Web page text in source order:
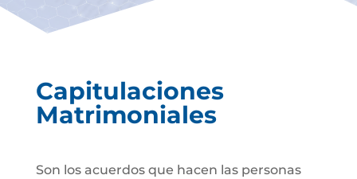
Capitulaciones
Matrimoniales
Son los acuerdos que hacen las personas